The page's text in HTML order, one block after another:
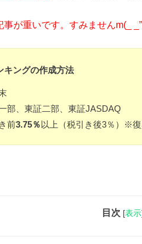
が重いです。すみませんm(_
キングの作成方法
部、東証二部、東証JASDAQ
前3.75％以上（税引き後3％）※
目次 [表示